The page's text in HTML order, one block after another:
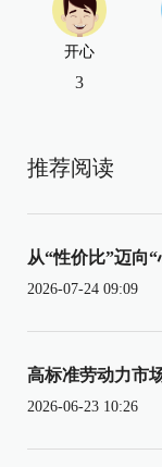
开心
3
推荐阅读
从“性价比”迈向
2026-07-24 09:09
高标准劳动力市
2026-06-23 10:26